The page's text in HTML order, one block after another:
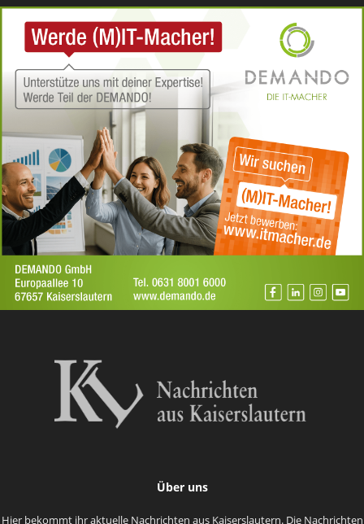
Über uns
Hier bekommt ihr aktuelle Nachrichten aus Kaiserslautern. Die Nachrichten